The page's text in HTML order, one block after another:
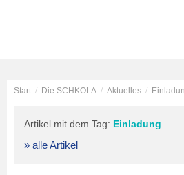
Start / Die SCHKOLA / Aktuelles /
Artikel mit dem Tag: Einladung
» alle Artikel